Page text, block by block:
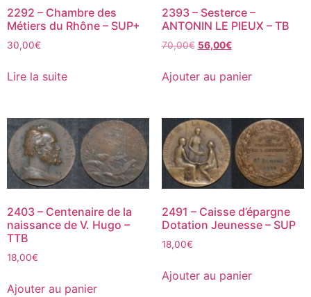
2292 – Chambre des
Métiers du Rhône – SUP+
30,00€
Lire la suite
2393 – Sesterce –
ANTONIN LE PIEUX – TB
70,00€ 56,00€
Ajouter au panier
2403 – Centenaire de la
naissance de V. Hugo –
TTB
18,00€
Ajouter au panier
2491 – Caisse d’épargne
Dotation Jeunesse – SUP
18,00€
Ajouter au panier